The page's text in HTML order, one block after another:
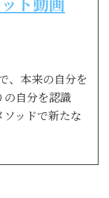
、本来の自分を
自分を認識
ッドで新たな